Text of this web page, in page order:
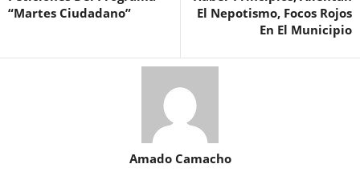
“Martes Ciudadano”
El Nepotismo, Focos Rojos
En El Municipio
Amado Camacho